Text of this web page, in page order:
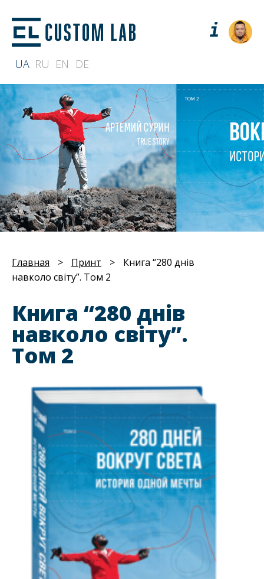
UA RU EN DE
Главная > Принт >
Книга “280 днів
навколо світу”. Том 2
Книга “280 днів
навколо світу”.
Том 2